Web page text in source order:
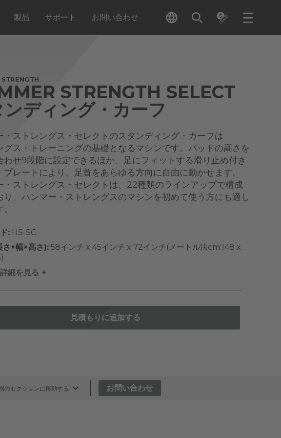
製品 サポート お問い合わせ
STRENGTH SELECT
ンディング・カーフ
・ストレングス・セレクトのスタンディング・カーフは
グス・トレーニングの基礎となるマシンです。パッドの高さを
わせ9段階に設定できるほか、足にフィットする滑り止め付き
プレートにより、足首をあらゆる方向に自由に動かせます。
・ストレングス・セレクトは、22種類のラインアップで構成
り、ハンマー・ストレングスのマシンを初めて使う方にも適し
: HS-SC
さ×幅×高さ): 58インチ x 45インチ x 72インチ(メートル法cm:148 x
細を見る +
見積もりに追加する
のセクションに移動する お問い合わせ